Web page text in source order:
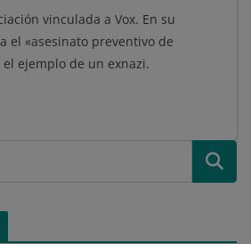
vinculada a Vox. En su
el «asesinato preventivo de
ejemplo de un exnazi.